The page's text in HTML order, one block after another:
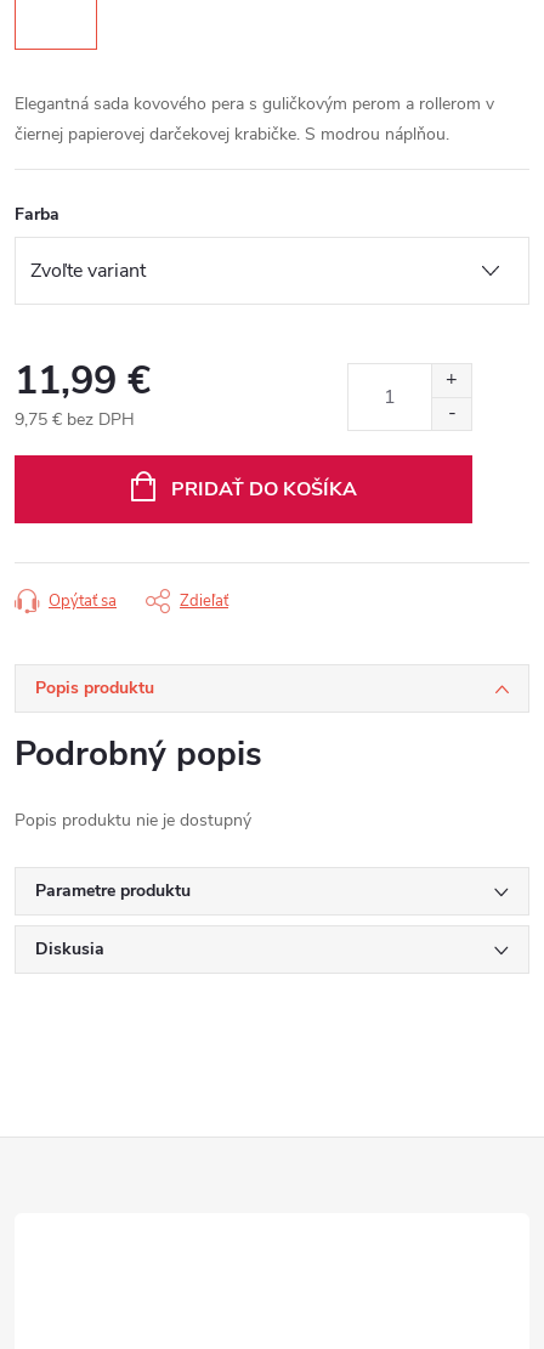
Elegantná sada kovového pera s guličkovým perom a rollerom v
čiernej papierovej darčekovej krabičke. S modrou náplňou.
Farba
11,99 €
9,75 € bez DPH
PRIDAŤ DO KOŠÍKA
Opýtať sa Zdieľať
Popis produktu
Podrobný popis
Popis produktu nie je dostupný
Parametre produktu
Diskusia